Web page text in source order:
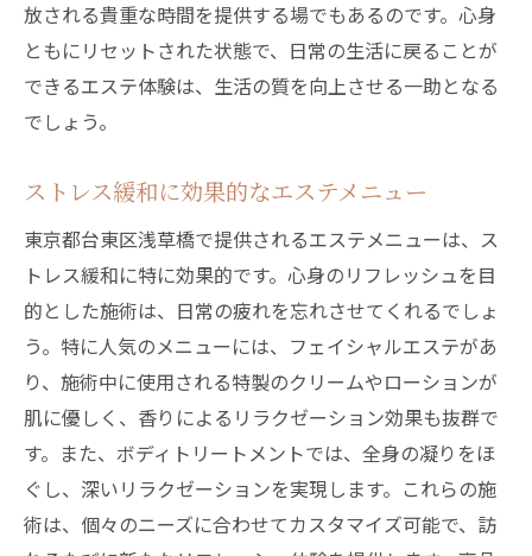
放される貴重な時間を提供する場でもあるのです。心身
ともにリセットされた状態で、日常の生活に戻ることが
できるエステ体験は、生活の質を向上させる一助となる
でしょう。
ストレス緩和に効果的なエステメニュー
東京都台東区浅草橋で提供されるエステメニューは、ス
トレス緩和に特に効果的です。心身のリフレッシュを目
的とした施術は、日常の疲れを忘れさせてくれるでしょ
う。特に人気のメニューには、フェイシャルエステがあ
り、施術中に使用される特製のクリームやローションが
肌に優しく、香りによるリラクゼーション効果も抜群で
す。また、ボディトリートメントでは、全身の凝りをほ
ぐし、深いリラクゼーションを実現します。これらの施
術は、個々のニーズに合わせてカスタマイズ可能で、訪